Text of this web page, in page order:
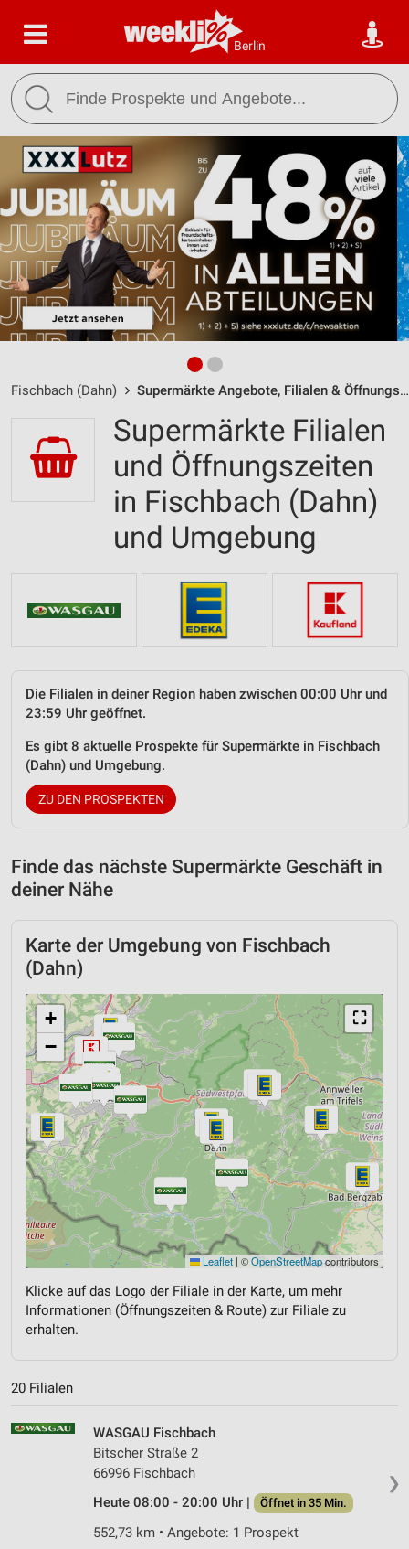
Berlin
Fischbach (Dahn) Supermärkte Angebote, Filialen & Öffnungszeiten
Supermärkte Filialen
und Öffnungszeiten
in Fischbach (Dahn)
und Umgebung
Die Filialen in deiner Region haben zwischen 00:00 Uhr und
23:59 Uhr geöffnet.
Es gibt 8 aktuelle Prospekte für Supermärkte in Fischbach
(Dahn) und Umgebung.
ZU DEN PROSPEKTEN
Finde das nächste Supermärkte Geschäft in
deiner Nähe
Karte der Umgebung von Fischbach
(Dahn)
⛶
+
−
Leaflet | ©OpenStreetMapcontributors
Klicke auf das Logo der Filiale in der Karte, um mehr
Informationen (Öffnungszeiten & Route) zur Filiale zu
erhalten.
20 Filialen
❯
WASGAU Fischbach
Bitscher Straße 2
66996 Fischbach
Heute 08:00 - 20:00 Uhr |
Öffnet in 35 Min.
552,73 km • Angebote: 1 Prospekt